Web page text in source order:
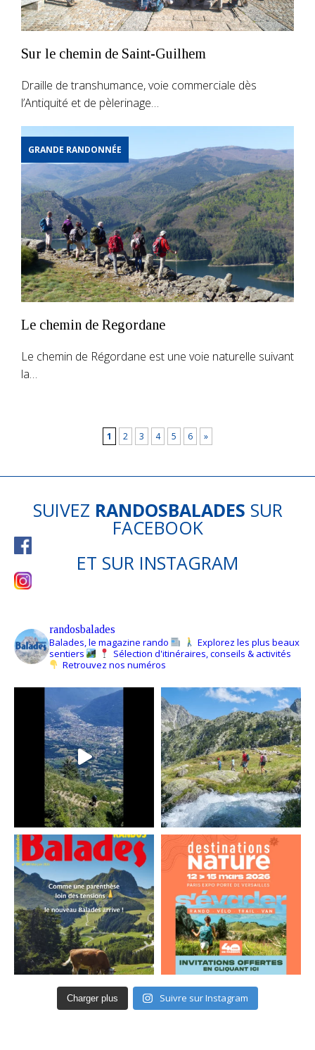
Sur le chemin de Saint-Guilhem
Draille de transhumance, voie commerciale dès
l’Antiquité et de pèlerinage…
GRANDE RANDONNÉE
Le chemin de Regordane
Le chemin de Régordane est une voie naturelle suivant
la…
1 2 3 4 5 6 »
SUIVEZ RANDOSBALADES SUR
FACEBOOK
ET SUR INSTAGRAM
randosbalades
Balades, le magazine rando
Explorez les plus beaux
sentiers
Sélection d'itinéraires, conseils & activités
Retrouvez nos numéros
Charger plus Suivre sur Instagram